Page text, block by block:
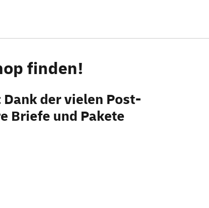
finden!
Dank der vielen Post-
Briefe und Pakete